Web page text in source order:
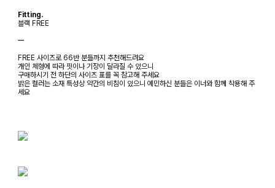
Fitting.
블랙 FREE
ㅡ
FREE 사이즈로 66반 분들까지 추천해드려요
개인 체형에 따라 핏이나 기장이 달라질 수 있으니
구매하시기 전 하단의 사이즈 표를 꼭 참고해 주세요
밝은 컬러는 소재 특성상 약간의 비침이 있으니 예민하신 분들은 이너와 함께 착용해 주
세요